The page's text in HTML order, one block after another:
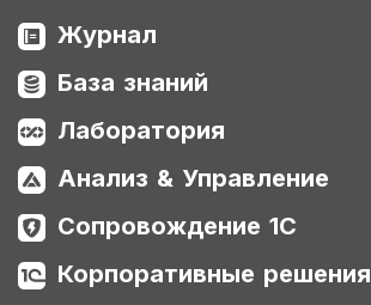
Журнал
База знаний
Лаборатория
Анализ & Управление
Сопровождение 1С
Корпоративные решения